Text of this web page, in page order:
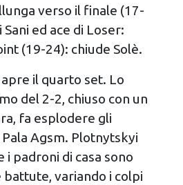
verso il finale (17-
ed ace di Loser:
(19-24): chiude Solè.
il quarto set. Lo
del 2-2, chiuso con un
fa esplodere gli
Agsm. Plotnytskyi
i padroni di casa sono
variando i colpi